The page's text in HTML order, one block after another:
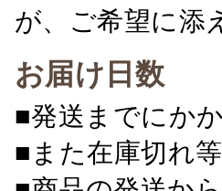
が、ご希望に添
お届け日数
■発送までにか
■また在庫切れ